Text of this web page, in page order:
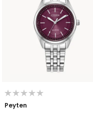
Peyten